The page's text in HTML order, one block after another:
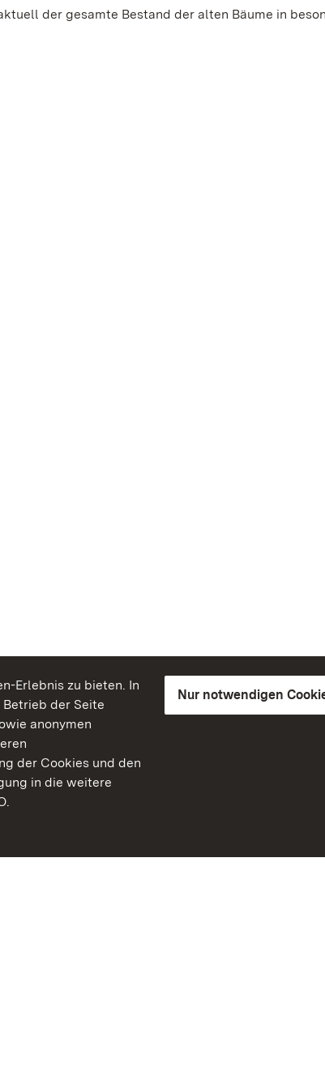
Erlebnis zu bieten. In
der Seite
anonymen
der Cookies und den
in die weitere
Nur notwendigen
der gesamte Bestand der alten Bäume in